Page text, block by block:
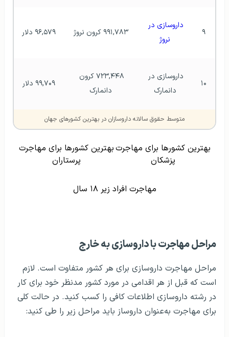
۹
نروژ
۹۹۱,۷۸۳ کرون نروژ ۹۶,۵۷۹ دلار
۱۰
دانمارک
دانمارک
۹۹,۷۰۹ دلار
متوسط حقوق سالانه داروسازان در بهترین کشورهای جهان
بهترین کشورها برای مهاجرت
پزشکان
بهترین کشورها برای مهاجرت
پرستاران
مهاجرت افراد زیر ۱۸ سال
مراحل مهاجرت با داروسازی به خارج
مراحل مهاجرت داروسازی برای هر کشور متفاوت است. لازم
است که قبل از هر اقدامی در مورد کشور مدنظر خود برای کار
در رشته داروسازی اطلاعات کافی را کسب کنید. در حالت کلی
برای مهاجرت به‌عنوان داروساز باید مراحل زیر را طی کنید: